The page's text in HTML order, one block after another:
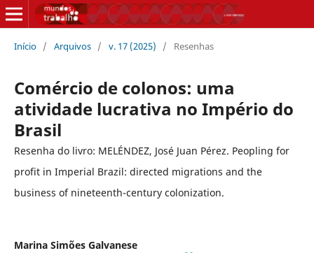
Início / Arquivos / v. 17 (2025) / Resenhas
Comércio de colonos: uma
atividade lucrativa no Império do
Brasil
Resenha do livro: MELÉNDEZ, José Juan Pérez. Peopling for
profit in Imperial Brazil: directed migrations and the
business of nineteenth-century colonization.
Marina Simões Galvanese